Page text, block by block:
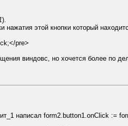
).
нажатия этой кнопки который
pre>
виндовс, но хочется более по
написал form2.button1.onClick :=